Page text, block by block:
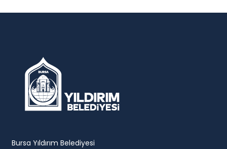
Bursa Yıldırım Belediyesi